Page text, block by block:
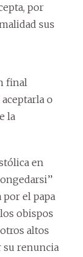
por
sus
final
o
la
en
por el papa
obispos
altos
su renuncia